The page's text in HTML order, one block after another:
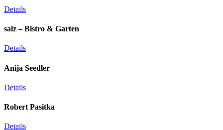
Details
salz – Bistro & Garten
Details
Anija Seedler
Details
Robert Pasitka
Details